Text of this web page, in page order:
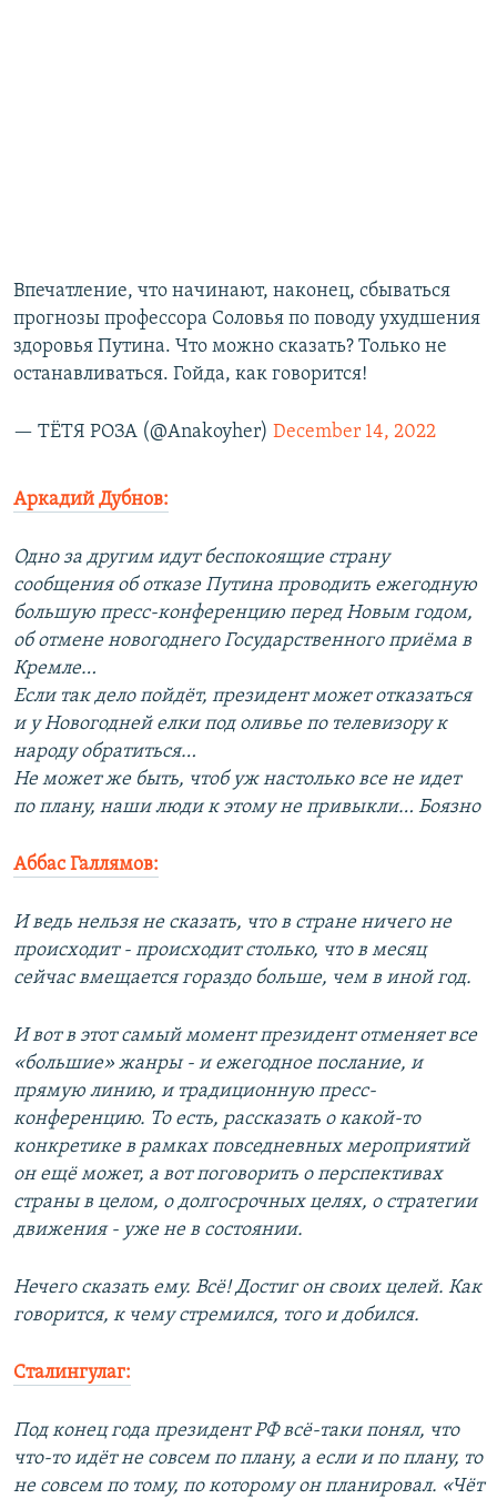
Впечатление, что начинают, наконец, сбываться
прогнозы профессора Соловья по поводу ухудшения
здоровья Путина. Что можно сказать? Только не
останавливаться. Гойда, как говорится!
— ТЁТЯ РОЗА (@Anakoyher) December 14, 2022
Аркадий Дубнов:
Одно за другим идут беспокоящие страну
сообщения об отказе Путина проводить ежегодную
большую пресс-конференцию перед Новым годом,
об отмене новогоднего Государственного приёма в
Кремле…
Если так дело пойдёт, президент может отказаться
и у Новогодней елки под оливье по телевизору к
народу обратиться…
Не может же быть, чтоб уж настолько все не идет
по плану, наши люди к этому не привыкли… Боязно
Аббас Галлямов:
И ведь нельзя не сказать, что в стране ничего не
происходит - происходит столько, что в месяц
сейчас вмещается гораздо больше, чем в иной год.
И вот в этот самый момент президент отменяет все
«большие» жанры - и ежегодное послание, и
прямую линию, и традиционную пресс-
конференцию. То есть, рассказать о какой-то
конкретике в рамках повседневных мероприятий
он ещё может, а вот поговорить о перспективах
страны в целом, о долгосрочных целях, о стратегии
движения - уже не в состоянии.
Нечего сказать ему. Всё! Достиг он своих целей. Как
говорится, к чему стремился, того и добился.
Сталингулаг:
Под конец года президент РФ всё-таки понял, что
что-то идёт не совсем по плану, а если и по плану, то
не совсем по тому, по которому он планировал. «Чёт